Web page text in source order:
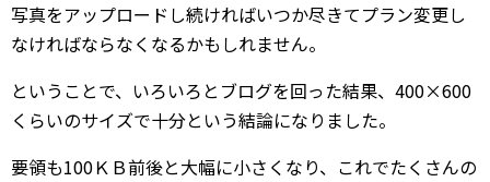
写真をアップロードし続ければいつか尽きてプラン変更し
なければならなくなるかもしれません。
ということで、いろいろとブログを回った結果、400×600
くらいのサイズで十分という結論になりました。
要領も100ＫＢ前後と大幅に小さくなり、これでたくさんの